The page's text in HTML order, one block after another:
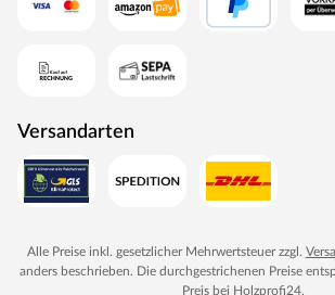
Versandarten
Alle Preise inkl. gesetzlicher Mehrwertsteuer zzgl.
anders beschrieben. Die durchgestrichenen Preise
Preis bei Holzprofi24.